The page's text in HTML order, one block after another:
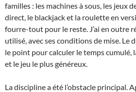
familles : les machines à sous, les jeux
direct, le blackjack et la roulette en
fourre-tout pour le reste. J’ai en outre
utilisé, avec ses conditions de mise. Le
le point pour calculer le temps cumulé,
et le jeu le plus généreux.
La discipline a été l’obstacle principal.